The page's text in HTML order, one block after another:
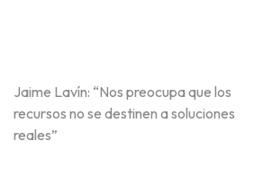
Jaime Lavín: “Nos preocupa que los
recursos no se destinen a soluciones
reales”